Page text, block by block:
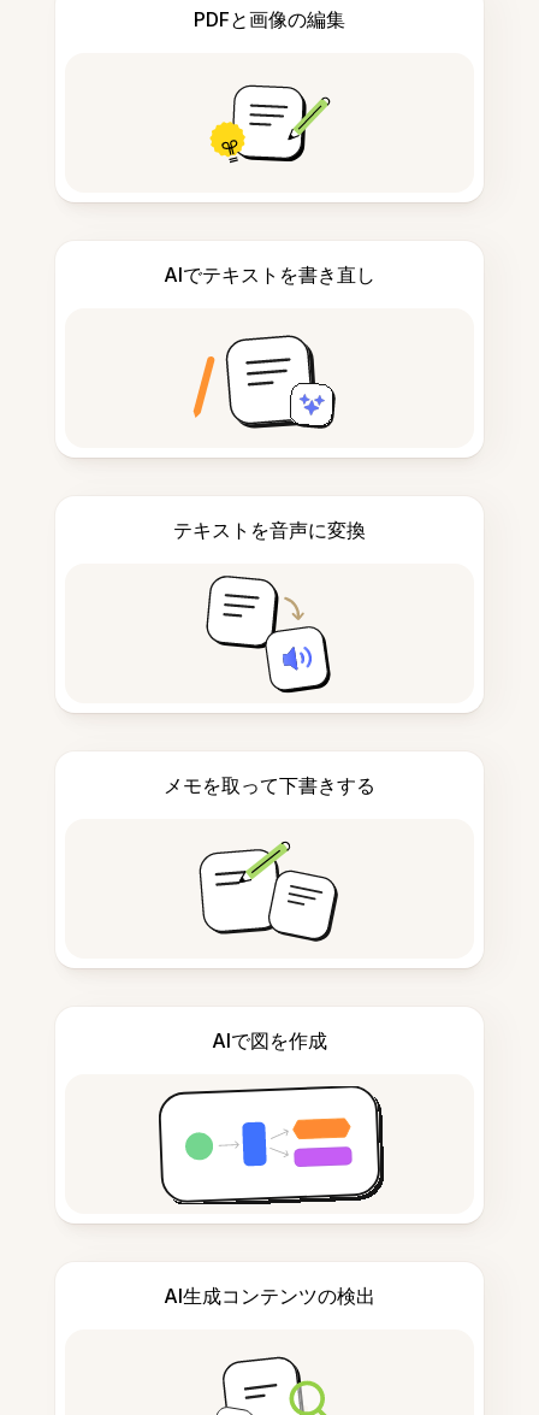
PDFと画像の編集
AIでテキストを書き直し
テキストを音声に変換
メモを取って下書きする
AIで図を作成
AI生成コンテンツの検出